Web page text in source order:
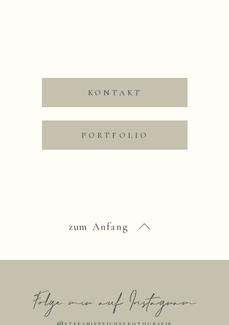
KONTAKT
PORTFOLIO
zum Anfang
Folge mir auf Instagram